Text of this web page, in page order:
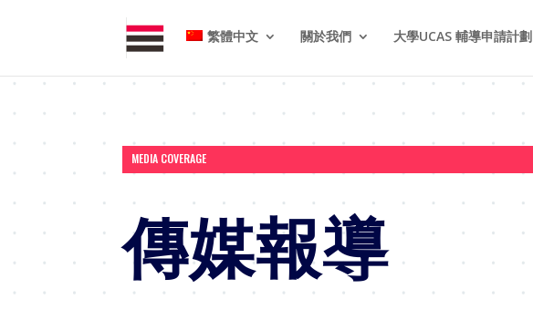
繁體中文 關於我們 大學UCAS 輔導申請計劃
MEDIA COVERAGE
傳媒報導